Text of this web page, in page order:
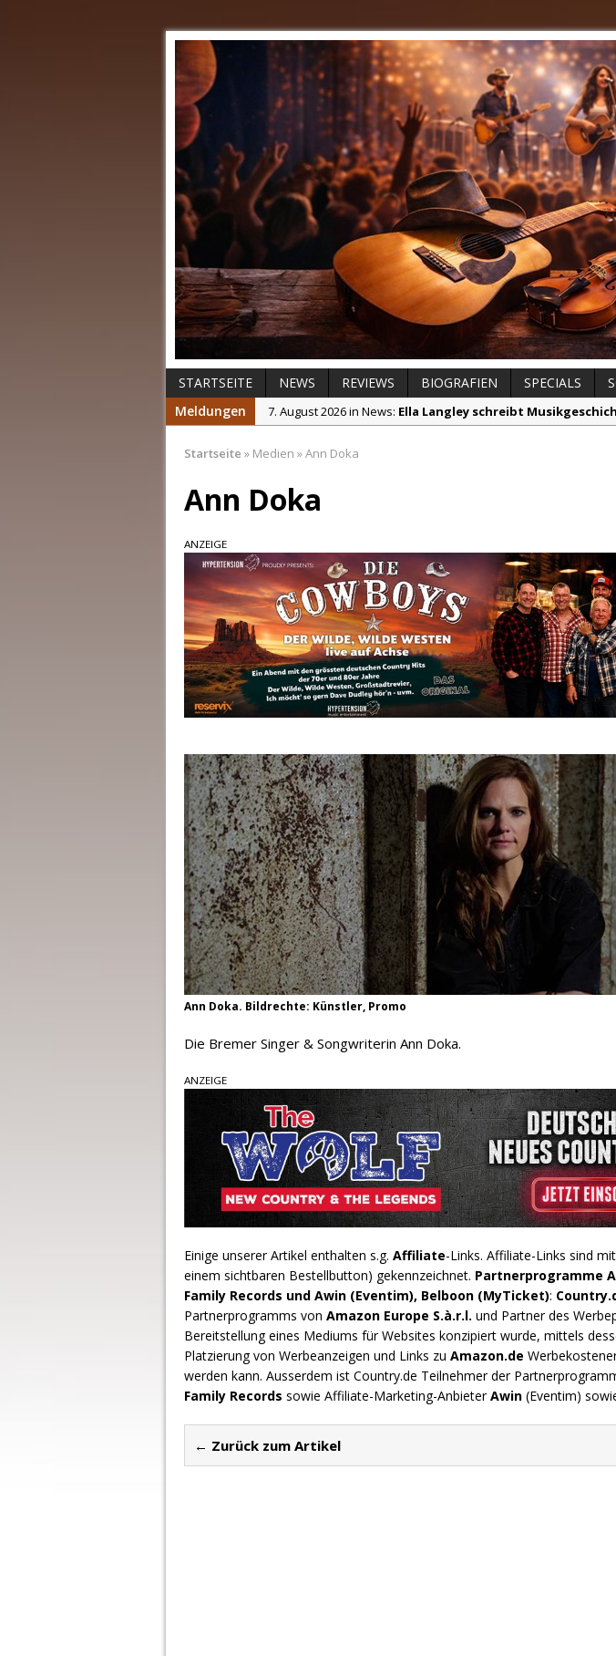
STARTSEITE NEWS REVIEWS BIOGRAFIEN SPECIALS
Meldungen
7. August 2026 in News: Ella Langley schreibt
Randy Travis veröffentlicht mit „I
5. August 2026 in News:
Kacey Musgraves entführt Fans
Carly Pearce hinterfragt den
Startseite » Medien »Ann Doka
Ann Doka
ANZEIGE
Ann Doka. Bildrechte: Künstler, Promo
Die Bremer Singer & Songwriterin Ann Doka.
ANZEIGE
Einige unserer Artikel enthalten s.g. Affiliate-Links. Affiliate-Links sind
einem sichtbaren Bestellbutton) gekennzeichnet. Partnerprogramme
Family Records und Awin (Eventim), Belboon (MyTicket):
Partnerprogramms von Amazon Europe S.à.r.l. und Partner des
Bereitstellung eines Mediums für Websites konzipiert wurde, mittels
Platzierung von Werbeanzeigen und Links zu Amazon.de
werden kann. Ausserdem ist Country.de Teilnehmer der
Family Records sowie Affiliate-Marketing-AnbieterAwin (Eventim)
← Zurück zum Artikel